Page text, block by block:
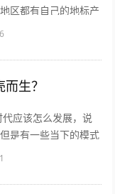
区都有自己的地标产
进行品牌建设，营
生？
应该怎么发展，说
是有一些当下的模式
的发展核心思维是没